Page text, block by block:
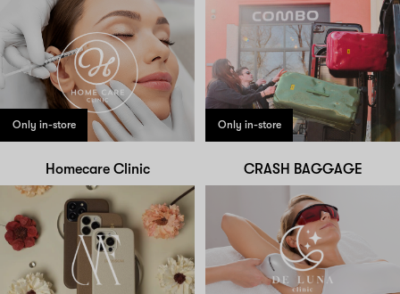
Only in-store
Homecare Clinic
Only in-store
CRASH BAGGAGE